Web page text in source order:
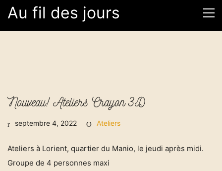
Au fil des jours
Nouveau! Ateliers Crayon 3D
septembre 4, 2022 Ateliers
Ateliers à Lorient, quartier du Manio, le jeudi après midi.
Groupe de 4 personnes maxi